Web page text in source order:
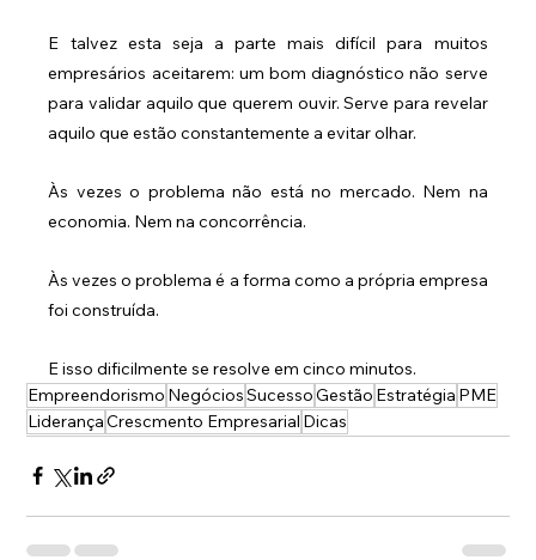
E talvez esta seja a parte mais difícil para muitos
empresários aceitarem: um bom diagnóstico não serve
para validar aquilo que querem ouvir. Serve para revelar
aquilo que estão constantemente a evitar olhar.
Às vezes o problema não está no mercado. Nem na
economia. Nem na concorrência.
Às vezes o problema é a forma como a própria empresa
foi construída.
E isso dificilmente se resolve em cinco minutos.
Empreendorismo NegóciosSucessoGestão Estratégia PME
LiderançaCrescmento Empresarial Dicas